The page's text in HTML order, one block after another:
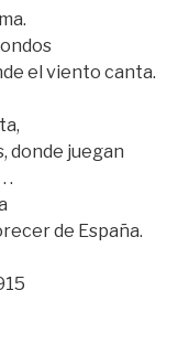
el viento canta.
donde juegan
.
de España.